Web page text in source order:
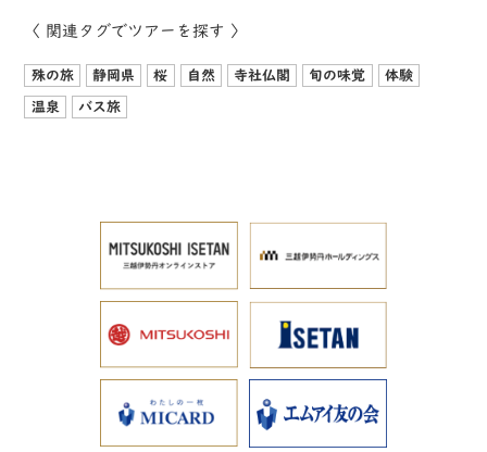
〈 関連タグでツアーを探す 〉
殊の旅 静岡県 桜 自然 寺社仏閣 旬の味覚 体験
温泉 バス旅